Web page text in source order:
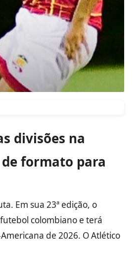
divisões na
formato para
Em sua 23ª edição, o
colombiano e terá
de 2026. O Atlético